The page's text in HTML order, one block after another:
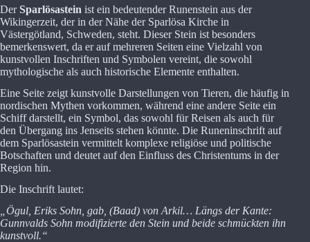
DerSparlösastein ist ein bedeutender Runenstein aus der
Wikingerzeit, der in der Nähe der Sparlösa Kirche in
Västergötland, Schweden, steht. Dieser Stein ist besonders
bemerkenswert, da er auf mehreren Seiten eine Vielzahl von
kunstvollen Inschriften und Symbolen vereint, die sowohl
mythologische als auch historische Elemente enthalten.
Eine Seite zeigt kunstvolle Darstellungen von Tieren, die häufig in
nordischen Mythen vorkommen, während eine andere Seite ein
Schiff darstellt, ein Symbol, das sowohl für Reisen als auch für
den Übergang ins Jenseits stehen könnte. Die Runeninschrift auf
dem Sparlösastein vermittelt komplexe religiöse und politische
Botschaften und deutet auf den Einfluss des Christentums in der
Region hin.
Die Inschrift lautet:
„Ögul, Eriks Sohn, gab, (Baad) von Arkil… Längs der Kante:
Gunnvalds Sohn modifizierte den Stein und beide schmückten ihn
kunstvoll.“